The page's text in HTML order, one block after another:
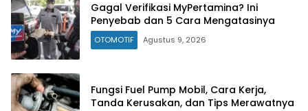
Gagal Verifikasi MyPertamina? Ini
Penyebab dan 5 Cara Mengatasinya
OTOMOTIF Agustus 9, 2026
Fungsi Fuel Pump Mobil, Cara Kerja,
Tanda Kerusakan, dan Tips Merawatnya